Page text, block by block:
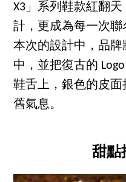
X3」系列鞋款紅翻
計，更成為每一次
本次的設計中，品
中，並把復古的
鞋舌上，銀色的皮
舊氣息。
甜點